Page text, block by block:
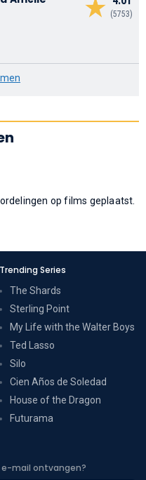
(5753)
op films geplaatst.
Trending Series
The Shards
Sterling Point
My Life with the Walter Boys
Ted Lasso
Silo
Cien Años de Soledad
House of the Dragon
Futurama
mail ontvangen?